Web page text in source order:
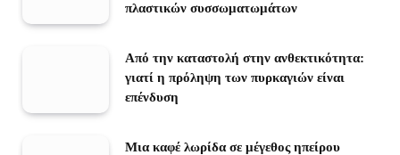
πλαστικών συσσωματωμάτων
Από την καταστολή στην ανθεκτικότητα:
γιατί η πρόληψη των πυρκαγιών είναι
επένδυση
Μια καφέ λωρίδα σε μέγεθος ηπείρου